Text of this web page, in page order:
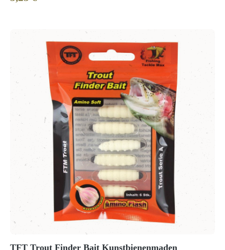
TFT Trout Finder Bait Kunstbienenmaden